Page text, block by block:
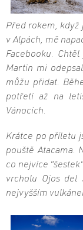
Před rokem, když
v Alpách, mě
Facebooku.
Martin mi
můžu přidat.
potřetí až na
Vánocích.
Krátce po příletu
pouště Atacama.
co nejvíce
vrcholu Ojos del
nejvyšším